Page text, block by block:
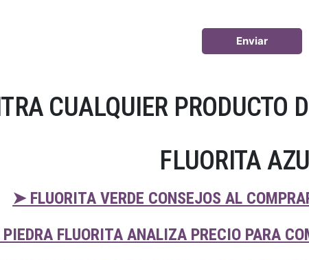
CUALQUIER PRODUCTO
FLUORITA
➤ FLUORITA VERDE CONSEJOS AL
FLUORITA ANALIZA PRECIO PARA